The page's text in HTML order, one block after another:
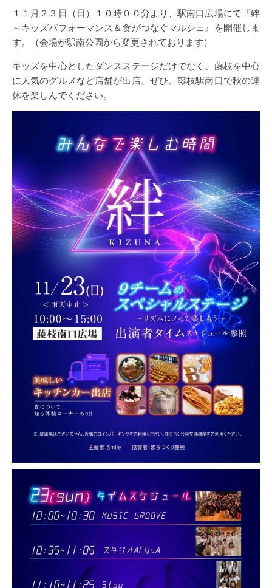
１１月２３日（日）１０時００分より、駅南口広場にて『絆
～キッズパフォーマンス＆食がつなぐマルシェ』を開催しま
す。（会場が駅南公園から変更されております）
キッズを中心としたダンスステージだけでなく、藤枝を中心
に人気のグルメなど店舗が出店、ぜひ、藤枝駅南口で秋の連
休を楽しんでください。